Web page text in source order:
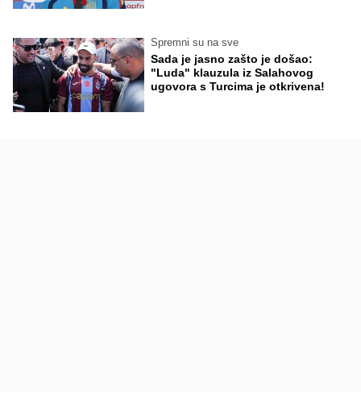
Spremni su na sve
Sada je jasno zašto je došao:
"Luda" klauzula iz Salahovog
ugovora s Turcima je otkrivena!